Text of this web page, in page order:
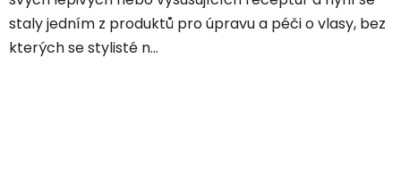
staly jedním z produktů pro úpravu a péči o vlasy, bez
kterých se stylisté n...